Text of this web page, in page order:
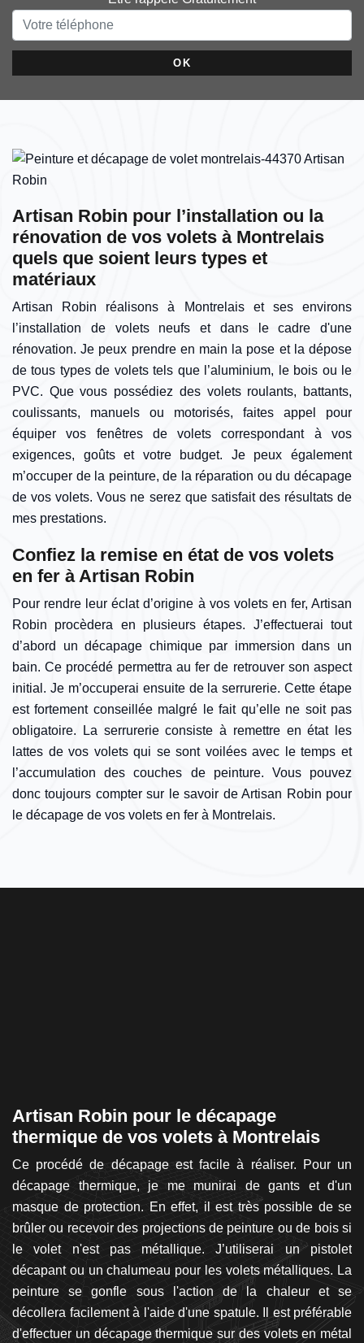
Artisan Robin pour l’installation ou la
rénovation de vos volets à Montrelais
quels que soient leurs types et
matériaux
Artisan Robin réalisons à Montrelais et ses environs
l’installation de volets neufs et dans le cadre d'une
rénovation. Je peux prendre en main la pose et la dépose
de tous types de volets tels que l’aluminium, le bois ou le
PVC. Que vous possédiez des volets roulants, battants,
coulissants, manuels ou motorisés, faites appel pour
équiper vos fenêtres de volets correspondant à vos
exigences, goûts et votre budget. Je peux également
m’occuper de la peinture, de la réparation ou du décapage
de vos volets. Vous ne serez que satisfait des résultats de
mes prestations.
Confiez la remise en état de vos volets
en fer à Artisan Robin
Pour rendre leur éclat d’origine à vos volets en fer, Artisan
Robin procèdera en plusieurs étapes. J’effectuerai tout
d’abord un décapage chimique par immersion dans un
bain. Ce procédé permettra au fer de retrouver son aspect
initial. Je m’occuperai ensuite de la serrurerie. Cette étape
est fortement conseillée malgré le fait qu’elle ne soit pas
obligatoire. La serrurerie consiste à remettre en état les
lattes de vos volets qui se sont voilées avec le temps et
l’accumulation des couches de peinture. Vous pouvez
donc toujours compter sur le savoir de Artisan Robin pour
le décapage de vos volets en fer à Montrelais.
Artisan Robin pour le décapage
thermique de vos volets à Montrelais
Ce procédé de décapage est facile à réaliser. Pour un
décapage thermique, je me munirai de gants et d'un
masque de protection. En effet, il est très possible de se
brûler ou recevoir des projections de peinture ou de bois si
le volet n'est pas métallique. J’utiliserai un pistolet
décapant ou un chalumeau pour les volets métalliques. La
peinture se gonfle sous l'action de la chaleur et se
décollera facilement à l'aide d'une spatule. Il est préférable
d'effectuer un décapage thermique sur des volets en métal